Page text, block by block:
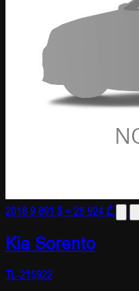
20189 891 $≈ 25 924 ₾
Kia Sorento
TL-215922